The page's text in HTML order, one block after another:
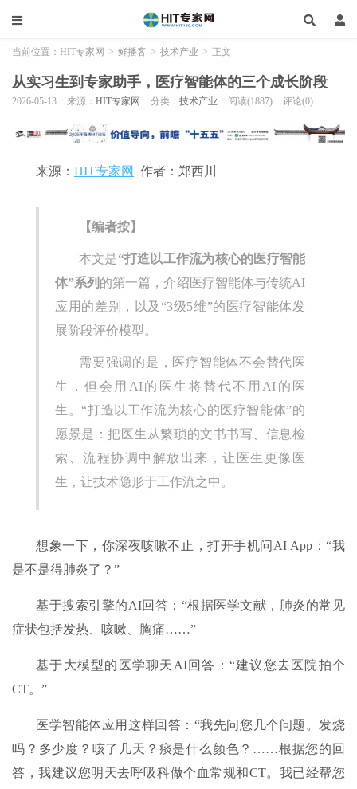
当前位置： HIT专家网 > 鲜播客 > 技术产业 > 正文
从实习生到专家助手，医疗智能体的三个成长阶段
2026-05-13 来源： HIT专家网 分类： 技术产业 阅读(1887) 评论(0)
来源： HIT专家网 作者：郑西川
【编者按】
本文是“打造以工作流为核心的医疗智能
体”系列 的第一篇，介绍医疗智能体与传统AI
应用的差别，以及“3级5维”的医疗智能体发
展阶段评价模型。
需要强调的是，医疗智能体不会替代医
生，但会用AI的医生将替代不用AI的医
生。“打造以工作流为核心的医疗智能体”的
愿景是：把医生从繁琐的文书书写、信息检
索、流程协调中解放出来，让医生更像医
生，让技术隐形于工作流之中。
想象一下，你深夜咳嗽不止，打开手机问AI App：“我
是不是得肺炎了？”
基于搜索引擎的AI回答：“根据医学文献，肺炎的常见
症状包括发热、咳嗽、胸痛……”
基于大模型的医学聊天AI回答：“建议您去医院拍个
CT。”
医学智能体应用这样回答：“我先问您几个问题。发烧
吗？多少度？咳了几天？痰是什么颜色？……根据您的回
答，我建议您明天去呼吸科做个血常规和CT。我已经帮您